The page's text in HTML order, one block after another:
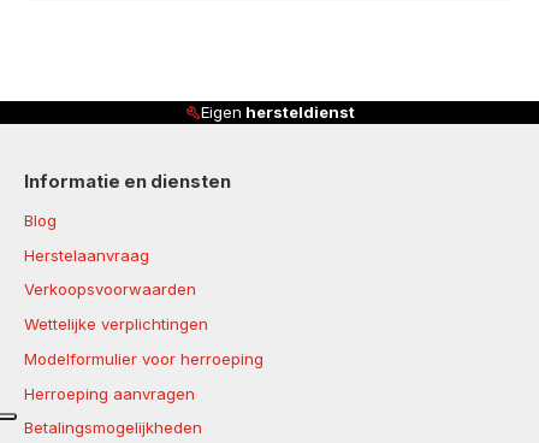
Informatie en diensten
Blog
Herstelaanvraag
Verkoopsvoorwaarden
Wettelijke verplichtingen
Modelformulier voor herroeping
Herroeping aanvragen
Betalingsmogelijkheden